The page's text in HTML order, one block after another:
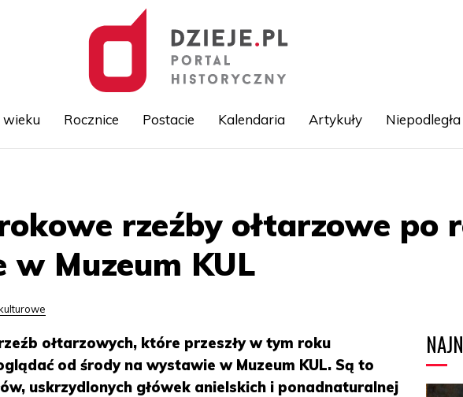
wieku Rocznice Postacie Kalendaria Artykuły Niepodległa
rzeźby ołtarzowe po
Muzeum KUL
ołtarzowych, które przeszły w tym roku
od środy na wystawie w Muzeum KUL. Są to
uskrzydlonych główek anielskich i ponadnaturalnej